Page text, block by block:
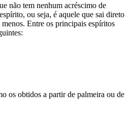
não tem nenhum acréscimo de
ou seja, é aquele que sai direto
Entre os principais espíritos
os obtidos a partir de palmeira ou de